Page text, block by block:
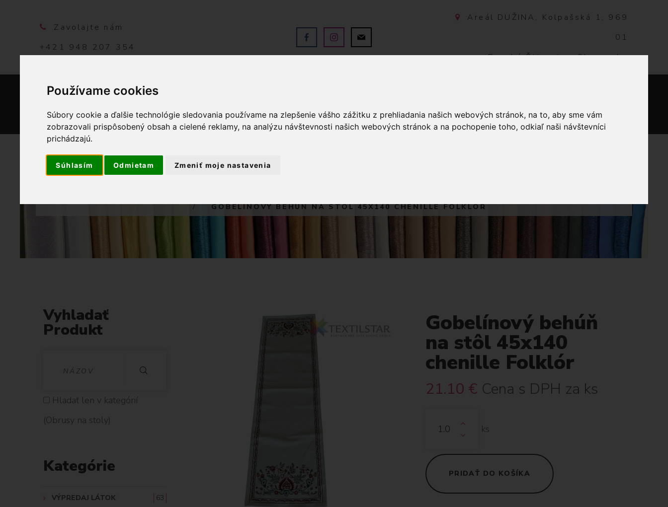
Používame cookies
Súbory cookie a ďalšie technológie sledovania používame na zlepšenie vášho zážitku z prehliadania našich webových stránok, na to, aby sme vám
zobrazovali prispôsobený obsah a cielené reklamy, na analýzu návštevnosti našich webových stránok a na pochopenie toho, odkiaľ naši návštevníci
prichádzajú.
Súhlasím Odmietam Zmeniť moje nastavenia
Zavolajte nám
+421 948 207 354
Areál DUŽINA, Kolpašská 1, 969
01
Banská Štiavnica, Slovensko
GOBELÍNOVÝ BEHÚŇ NA STÔL 45X140 CHENILLE FOLKLÓR
Gobelínový behúň
na stôl 45x140
chenille Folklór
21.10 € Cena s DPH za ks
ks
PRIDAŤ DO KOŠÍKA
Vyhladať
Produkt
H
L
D
Ť
Hladať len v kategórií
(Obrusy na stoly)
Kategórie
VÝPREDAJ LÁTOK 63